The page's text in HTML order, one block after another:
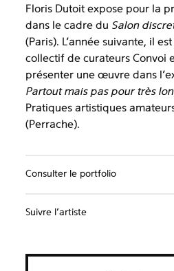
Floris Dutoit expose pour la
dans le cadre du Salon
(Paris). L’année suivante, il
collectif de curateurs Convoi
présenter une œuvre dans
Partout mais pas pour très
Pratiques artistiques
(Perrache).
Consulter le portfolio
Suivre l’artiste